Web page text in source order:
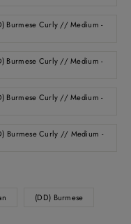
Curly // Medium -
Curly // Medium -
Curly // Medium -
Curly // Medium -
(DD) Burmese